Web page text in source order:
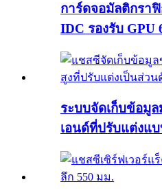
การ์ดจอมัลติกรา
IDC รองรับ GPU
ระบบจัดเก็บข้อมู
เอนด์ที่ปรับแต่งแ